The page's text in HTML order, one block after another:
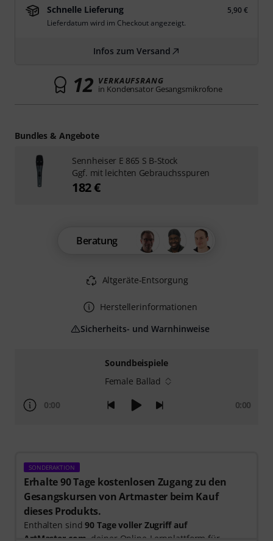
Soundbeispiele
Female Ballad
0:00 0:00
SONDERAKTION
Erhalte 90 Tage kostenlosen Zugang zu den
Gesangskursen von Artmaster beim Kauf
dieses Produkts.
Enthalten sind90 Tage voller Zugriff auf
ArtMaster.com , deiner Online-Lernplattform für
Schnelle Lieferung
5,90 €
Lieferdatum wird im Checkout angezeigt.
Infos zum Versand
12 VERKAUFSRANG
in Kondensator Gesangsmikrofone
Beratung
Altgeräte-Entsorgung
Herstellerinformationen
Sicherheits- und Warnhinweise
Bundles & Angebote
Sennheiser E 865 S B-Stock
Ggf. mit leichten Gebrauchsspuren
182 €